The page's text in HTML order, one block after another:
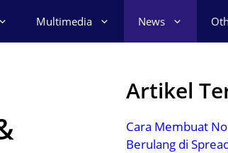
Multimedia News
Artikel
Cara Membuat
Berulang di